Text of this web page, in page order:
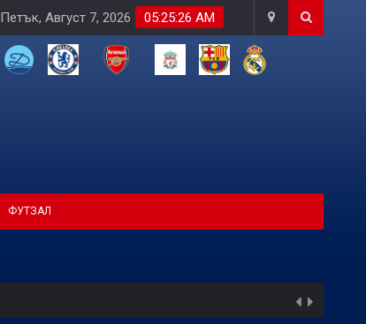
05:25:27 AM
Петък, Август 7, 2026
ФУТЗАЛ